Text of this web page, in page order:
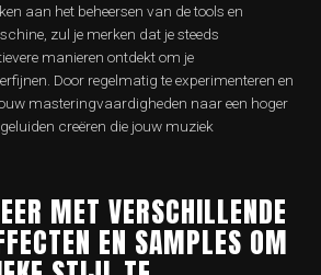
aan het beheersen van de tools en
zul je merken dat je steeds
manieren ontdekt om je
Door regelmatig te experimenteren en
masteringvaardigheden naar een hoger
creëren die jouw muziek
MET VERSCHILLENDE
EN SAMPLES OM